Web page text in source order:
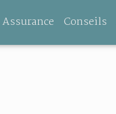
Assurance Conseils